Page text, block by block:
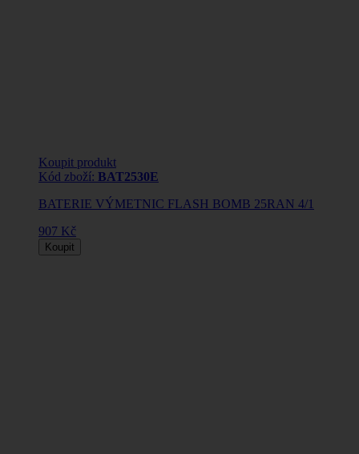
Koupit produkt
Kód zboží: BAT2530E
BATERIE VÝMETNIC FLASH BOMB 25RAN 4/1
907 Kč
Koupit